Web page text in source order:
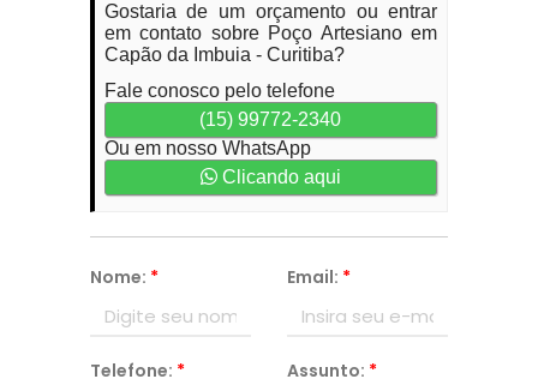
Gostaria de um orçamento ou entrar
em contato sobre Poço Artesiano em
Capão da Imbuia - Curitiba?
Fale conosco pelo telefone
(15) 99772-2340
Ou em nosso WhatsApp
Clicando aqui
Nome: * Email: *
Telefone: * Assunto: *